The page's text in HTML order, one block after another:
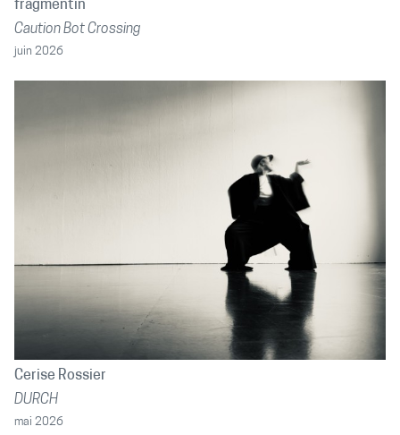
fragmentin
Caution Bot Crossing
juin 2026
Cerise Rossier
DURCH
mai 2026